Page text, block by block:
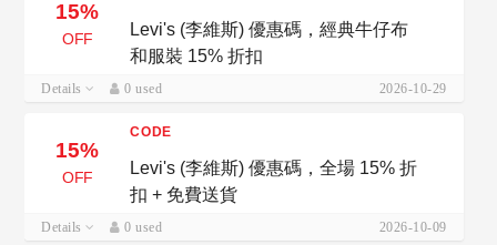
15%
OFF
Levi's (李維斯) 優惠碼，經典牛仔布
和服裝 15% 折扣
Details 0 used 2026-10-29
15%
OFF
CODE
Levi's (李維斯) 優惠碼，全場 15% 折
扣 + 免費送貨
Details 0 used 2026-10-09